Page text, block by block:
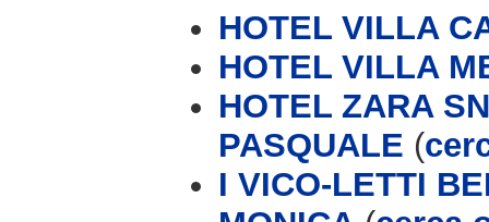
HOTEL VILLA
HOTEL VILLA
HOTEL ZARA
PASQUALE (
I VICO-LETTI